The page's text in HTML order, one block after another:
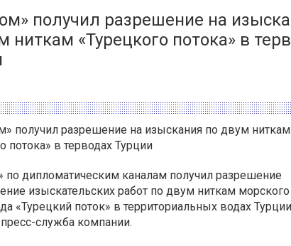
получил разрешение на
ниткам «Турецкого потока» в
по дипломатическим каналам получил разрешение
изыскательских работ по двум ниткам морского
«Турецкий поток» в территориальных водах
служба компании.